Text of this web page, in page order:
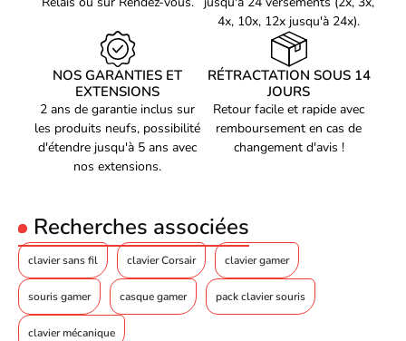
Avantages du Bluestork KB Office :
4x, 10x, 12x jusqu'à 24x).
NOS GARANTIES ET
EXTENSIONS
2 ans de garantie inclus sur
les produits neufs, possibilité
d'étendre jusqu'à 5 ans avec
nos extensions.
RÉTRACTATION SOUS 14
JOURS
Retour facile et rapide avec
remboursement en cas de
changement d'avis !
Recherches associées
clavier sans fil clavier Corsair clavier gamer
souris gamer casque gamer pack clavier souris
clavier mécanique